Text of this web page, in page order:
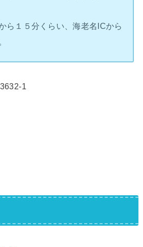
ら１５分くらい、海老名ICから
1